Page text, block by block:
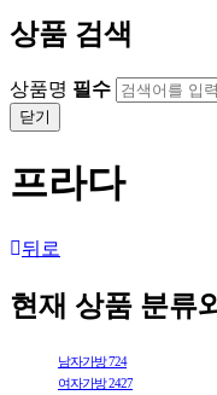
상품 검색
상품명 필수
닫기
프라다
뒤로
현재 상품 분류
남자가방724
여자가방2427